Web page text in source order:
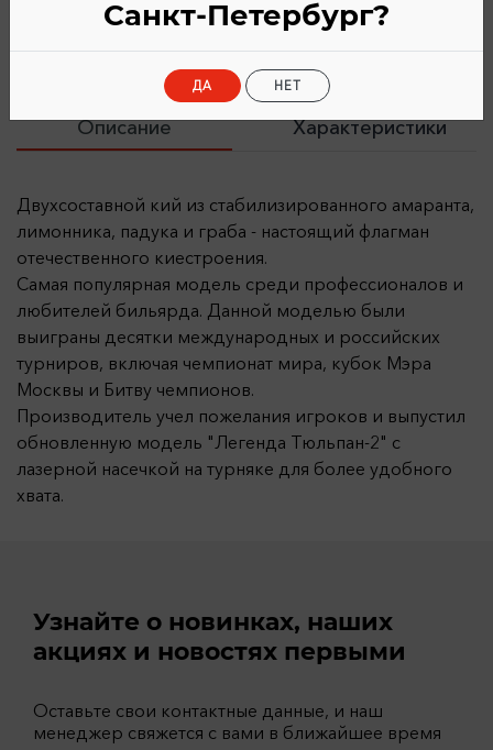
Описание Характеристики
Двухсоставной кий из стабилизированного амаранта,
лимонника, падука и граба - настоящий флагман
отечественного киестроения.
Самая популярная модель среди профессионалов и
любителей бильярда. Данной моделью были
выиграны десятки международных и российских
турниров, включая чемпионат мира, кубок Мэра
Москвы и Битву чемпионов.
Производитель учел пожелания игроков и выпустил
обновленную модель "Легенда Тюльпан-2" с
лазерной насечкой на турняке для более удобного
хвата.
Узнайте о новинках, наших
акциях и новостях первыми
Оставьте свои контактные данные, и наш
менеджер свяжется с вами в ближайшее время
Санкт-Петербург?
ДА НЕТ